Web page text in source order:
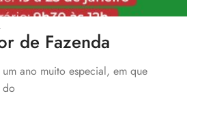
de Fazenda
ano muito especial, em que
do